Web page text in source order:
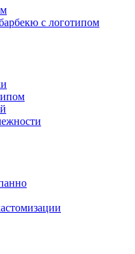
с логотипом